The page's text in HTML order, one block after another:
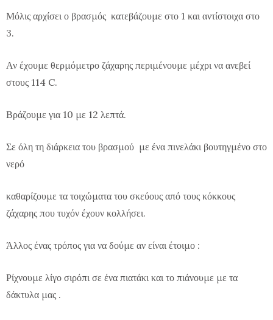
Μόλις αρχίσει ο βρασμός κατεβάζουμε στο 1 και αντίστοιχα στο
3.
Αν έχουμε θερμόμετρο ζάχαρης περιμένουμε μέχρι να ανεβεί
στους 114 C.
Βράζουμε για 10 με 12 λεπτά.
Σε όλη τη διάρκεια του βρασμού με ένα πινελάκι βουτηγμένο στο
νερό
καθαρίζουμε τα τοιχώματα του σκεύους από τους κόκκους
ζάχαρης που τυχόν έχουν κολλήσει.
Άλλος ένας τρόπος για να δούμε αν είναι έτοιμο :
Ρίχνουμε λίγο σιρόπι σε ένα πιατάκι και το πιάνουμε με τα
δάκτυλα μας .